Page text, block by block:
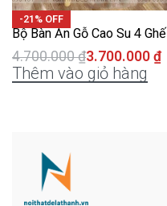
-21% OFF
Bộ Bàn Ăn Gỗ Cao Su 4 Ghế
4.700.000₫3.700.000 ₫
Thêm vào giỏ hàng